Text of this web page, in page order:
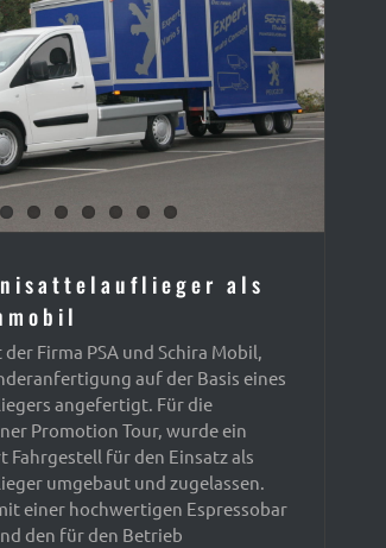
als
Firma PSA und Schira Mobil,
auf der Basis eines
angefertigt. Für die
Promotion Tour, wurde ein
Fahrgestell für den Einsatz als
umgebaut und zugelassen.
einer hochwertigen Espressobar
den für den Betrieb